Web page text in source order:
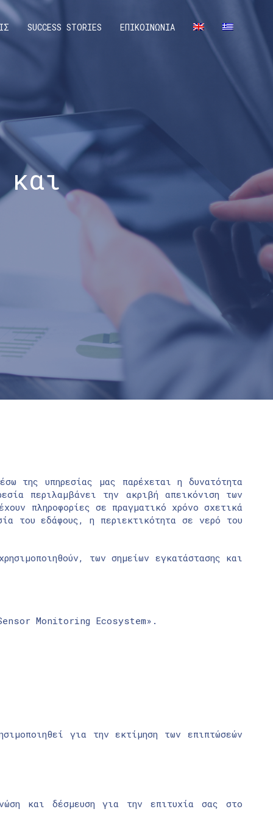
SUCCESS STORIES ΕΠΙΚΟΙΝΩΝΙΑ
και
της υπηρεσίας μας παρέχεται η δυνατότητα
περιλαμβάνει την ακριβή απεικόνιση των
πληροφορίες σε πραγματικό χρόνο σχετικά
του εδάφους, η περιεκτικότητα σε νερό του
των σημείων εγκατάστασης και
Monitoring Ecosystem».
για την εκτίμηση των επιπτώσεών
και δέσμευση για την επιτυχία σας στο